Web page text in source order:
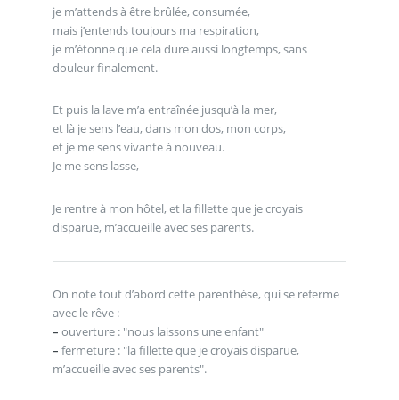
je m’attends à être brûlée, consumée,
mais j’entends toujours ma respiration,
je m’étonne que cela dure aussi longtemps, sans
douleur finalement.
Et puis la lave m’a entraînée jusqu’à la mer,
et là je sens l’eau, dans mon dos, mon corps,
et je me sens vivante à nouveau.
Je me sens lasse,
Je rentre à mon hôtel, et la fillette que je croyais
disparue, m’accueille avec ses parents.
On note tout d’abord cette parenthèse, qui se referme
avec le rêve :
– ouverture : "nous laissons une enfant"
– fermeture : "la fillette que je croyais disparue,
m’accueille avec ses parents".